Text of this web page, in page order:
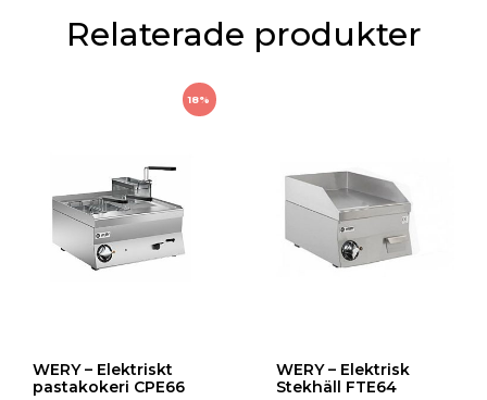
Relaterade produkter
18%
WERY – Elektriskt
pastakokeri CPE66
WERY – Elektrisk
Stekhäll FTE64